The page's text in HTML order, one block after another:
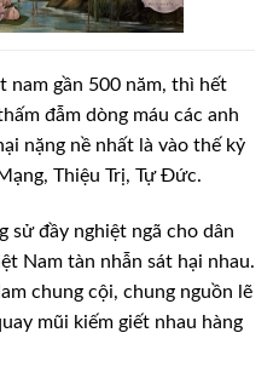
nam gần 500 năm, thì hết
đẫm dòng máu các anh
nặng nề nhất là vào thế kỷ
Thiệu Trị, Tự Đức.
sử đầy nghiệt ngã cho dân
Nam tàn nhẫn sát hại nhau.
chung cội, chung nguồn lẽ
mũi kiếm giết nhau hàng